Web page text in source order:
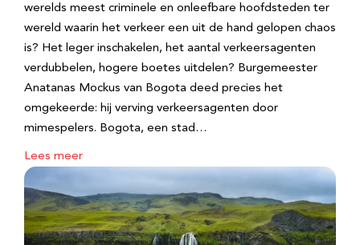
werelds meest criminele en onleefbare hoofdsteden ter
wereld waarin het verkeer een uit de hand gelopen chaos
is? Het leger inschakelen, het aantal verkeersagenten
verdubbelen, hogere boetes uitdelen? Burgemeester
Anatanas Mockus van Bogota deed precies het
omgekeerde: hij verving verkeersagenten door
mimespelers. Bogota, een stad…
Lees meer